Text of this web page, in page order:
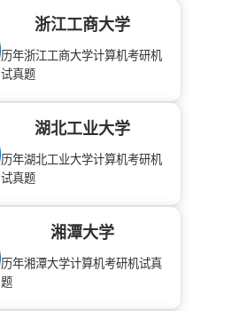
浙江工商大学
历年浙江工商大学计算机考研机
试真题
湖北工业大学
历年湖北工业大学计算机考研机
试真题
湘潭大学
历年湘潭大学计算机考研机试真
题